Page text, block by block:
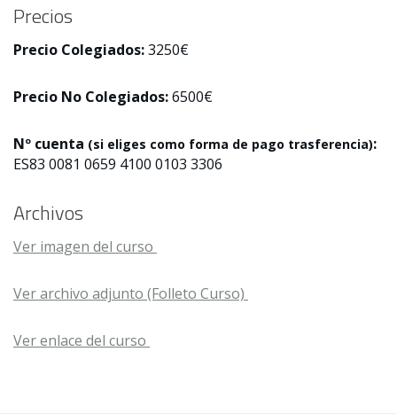
Precios
Precio Colegiados:3250€
Precio No Colegiados:6500€
Nº cuenta (si eliges como forma de pago trasferencia):
ES83 0081 0659 4100 0103 3306
Archivos
Ver imagen del curso
Ver archivo adjunto (Folleto Curso)
Ver enlace del curso